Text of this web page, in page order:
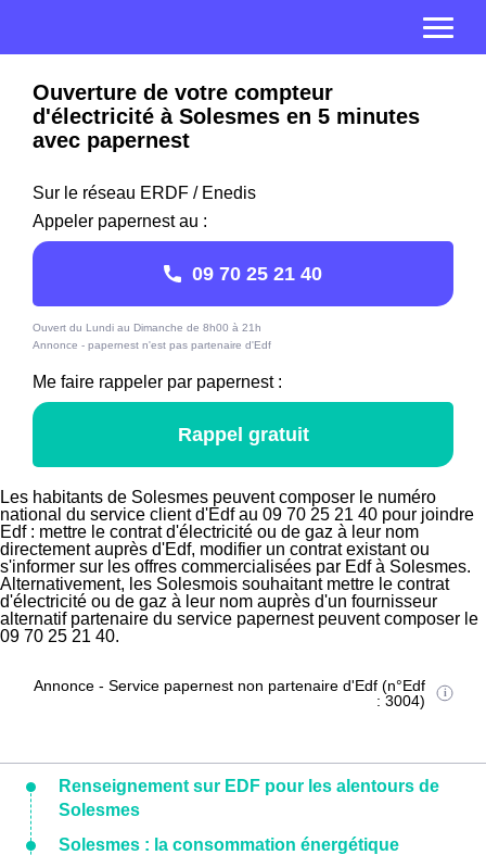
Ouverture de votre compteur
d'électricité à Solesmes en 5 minutes
avec papernest
Sur le réseau ERDF / Enedis
Appeler papernest au :
09 70 25 21 40
Ouvert du Lundi au Dimanche de 8h00 à 21h
Annonce - papernest n'est pas partenaire d'Edf
Me faire rappeler par papernest :
Rappel gratuit
Les habitants de Solesmes peuvent composer le numéro
national du service client d'Edf au 09 70 25 21 40 pour joindre
Edf : mettre le contrat d'électricité ou de gaz à leur nom
directement auprès d'Edf, modifier un contrat existant ou
s'informer sur les offres commercialisées par Edf à Solesmes.
Alternativement, les Solesmois souhaitant mettre le contrat
d'électricité ou de gaz à leur nom auprès d'un fournisseur
alternatif partenaire du service papernest peuvent composer le
09 70 25 21 40.
Annonce - Service papernest non partenaire d'Edf (n°Edf
: 3004)
Renseignement sur EDF pour les alentours de
Solesmes
Solesmes : la consommation énergétique